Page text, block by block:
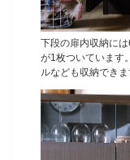
下段の扉内収納に
が1枚ついています
ルなども収納できま